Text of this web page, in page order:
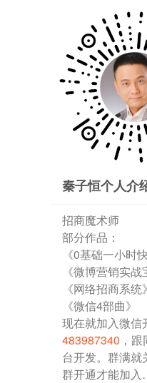
秦子恒个人介
招商魔术师
部分作品：
《0基础一小时
《微博营销实战
《网络招商系统》
《微信4部曲》
现在就加入微信
483987340 ，
台开发。群满就
群开通才能加